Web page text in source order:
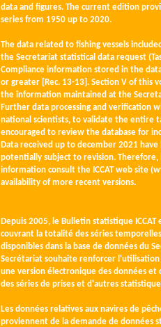
data and figures. The current edition
series from 1950 up to 2020.
The data related to fishing vessels
the Secretariat statistical data request
Compliance information stored in the
or greater [Rec. 13-13]. Section V of this
the information maintained at the
Further data processing and verification
national scientists, to validate the entire
encouraged to review the database for
Data received up to december 2021
potentially subject to revision.
information consult the ICCAT web site
availability of more recent versions.
Depuis 2005, le Bulletin statistique
couvrant la totalité des séries
disponibles dans la base de données du
Secrétariat souhaite renforcer
une version électronique des données
des séries de prises et d'autres
Les données relatives aux navires de
proviennent de la demande de données